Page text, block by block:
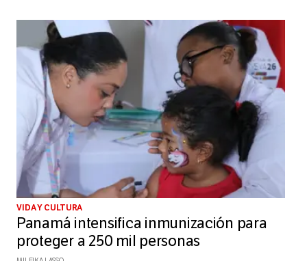
VIDA Y CULTURA
Panamá intensifica inmunización para
proteger a 250 mil personas